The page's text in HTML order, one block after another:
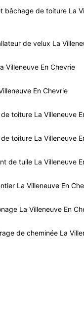
bâchage de toiture La
de velux La
Villeneuve En Chevrie
En Chevrie
toiture La Villeneuve
toiture La Villeneuve
de tuile La Villeneuve
La Villeneuve En
La Villeneuve En
de cheminée La